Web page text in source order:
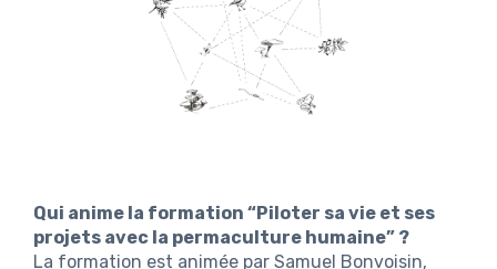
Qui anime la formation “Piloter sa vie et ses
projets avec la permaculture humaine” ?
La formation est animée par Samuel Bonvoisin,